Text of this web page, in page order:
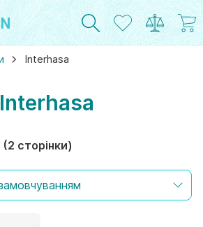
Interhasa
Interhasa
сторінки)